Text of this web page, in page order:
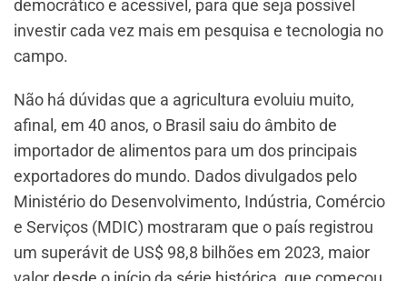
democrático e acessível, para que seja possível
investir cada vez mais em pesquisa e tecnologia no
campo.
Não há dúvidas que a agricultura evoluiu muito,
afinal, em 40 anos, o Brasil saiu do âmbito de
importador de alimentos para um dos principais
exportadores do mundo. Dados divulgados pelo
Ministério do Desenvolvimento, Indústria, Comércio
e Serviços (MDIC) mostraram que o país registrou
um superávit de US$ 98,8 bilhões em 2023, maior